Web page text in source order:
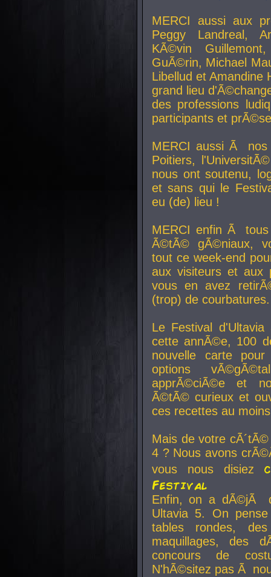
MERCI aussi aux
Peggy Landreal,
KÃ©vin
GuÃ©rin, Michael
Libellud et Amandine
grand lieu
des professions
participants et
MERCI aussi Ã nos
Poitiers,
nous ont soutenu,
et sans qui le
eu (de) lieu !
MERCI enfin Ã
Ã©tÃ© gÃ©niaux,
tout ce week-end
aux visiteurs et aux
vous en avez
(trop) de courbatures.
Le Festival
cette annÃ©e, 100
nouvelle carte
options
apprÃ©ciÃ©e et
Ã©tÃ© curieux et
ces recettes au
Mais de votre
4 ? Nous avons
vous nous disiez
Festival
Enfin, on a dÃ©jÃ
Ultavia 5. On
tables rondes,
maquillages, des
concours de
N'hÃ©sitez pas Ã